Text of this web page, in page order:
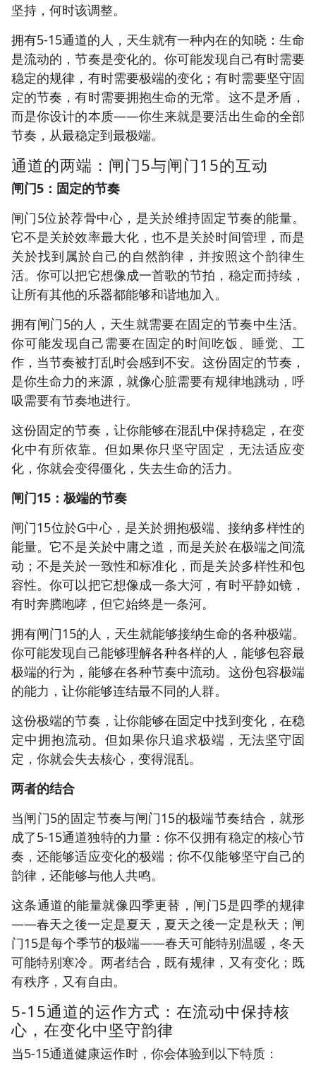
坚持，何时该调整。
拥有5-15通道的人，天生就有一种内在的知晓：生命
是流动的，节奏是变化的。你可能发现自己有时需要
稳定的规律，有时需要极端的变化；有时需要坚守固
定的节奏，有时需要拥抱生命的无常。这不是矛盾，
而是你设计的本质——你生来就是要活出生命的全部
节奏，从最稳定到最极端。
通道的两端：闸门5与闸门15的互动
闸门5：固定的节奏
闸门5位於荐骨中心，是关於维持固定节奏的能量。
它不是关於效率最大化，也不是关於时间管理，而是
关於找到属於自己的自然韵律，并按照这个韵律生
活。你可以把它想像成一首歌的节拍，稳定而持续，
让所有其他的乐器都能够和谐地加入。
拥有闸门5的人，天生就需要在固定的节奏中生活。
你可能发现自己需要在固定的时间吃饭、睡觉、工
作，当节奏被打乱时会感到不安。这份固定的节奏，
是你生命力的来源，就像心脏需要有规律地跳动，呼
吸需要有节奏地进行。
这份固定的节奏，让你能够在混乱中保持稳定，在变
化中有所依靠。但如果你只坚守固定，无法适应变
化，你就会变得僵化，失去生命的活力。
闸门15：极端的节奏
闸门15位於G中心，是关於拥抱极端、接纳多样性的
能量。它不是关於中庸之道，而是关於在极端之间流
动；不是关於一致性和标准化，而是关於多样性和包
容性。你可以把它想像成一条大河，有时平静如镜，
有时奔腾咆哮，但它始终是一条河。
拥有闸门15的人，天生就能够接纳生命的各种极端。
你可能发现自己能够理解各种各样的人，能够包容最
极端的行为，能够在各种节奏中流动。这份包容极端
的能力，让你能够连结最不同的人群。
这份极端的节奏，让你能够在固定中找到变化，在稳
定中拥抱流动。但如果你只追求极端，无法坚守固
定，你就会失去核心，变得混乱。
两者的结合
当闸门5的固定节奏与闸门15的极端节奏结合，就形
成了5-15通道独特的力量：你不仅拥有稳定的核心节
奏，还能够适应变化的极端；你不仅能够坚守自己的
韵律，还能够与他人共鸣。
这条通道的能量就像四季更替，闸门5是四季的规律
——春天之後一定是夏天，夏天之後一定是秋天；闸
门15是每个季节的极端——春天可能特别温暖，冬天
可能特别寒冷。两者结合，既有规律，又有变化；既
有秩序，又有自由。
5-15通道的运作方式：在流动中保持核
心，在变化中坚守韵律
当5-15通道健康运作时，你会体验到以下特质：